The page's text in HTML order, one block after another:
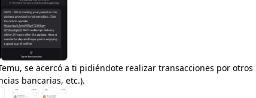
se acercó a ti pidiéndote realizar transacciones por
bancarias, etc.).